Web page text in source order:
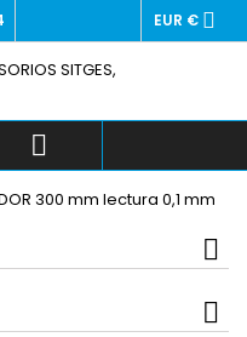
EUR € 

300 mm lectura 0,1 mm
deseos ×
×
×
((loginText))